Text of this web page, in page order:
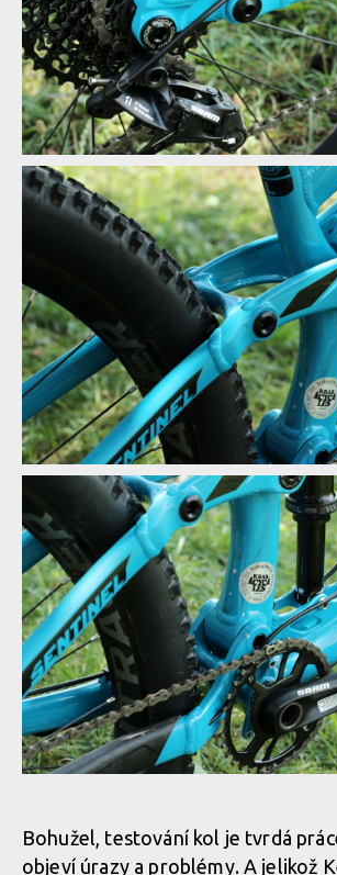
Test: Transition Sentinel - kolo vyrobené pro 29
Test: Transition Sentinel - kolo vyrobené pro
Test: Transition Sentinel - kolo vyrobené pro 29
Test: Transition Sentinel - kolo vyrobené pro
Test: Transition Sentinel - kolo vyrobené pro
Test: Transition Sentinel - kolo vyrobené pro
Test: Transition Sentinel - kolo vyrobené pro
Test: Transition Sentinel - kolo vyrobené pro
Bohužel, testování kol je tvrdá
objeví úrazy a problémy. A jelikož